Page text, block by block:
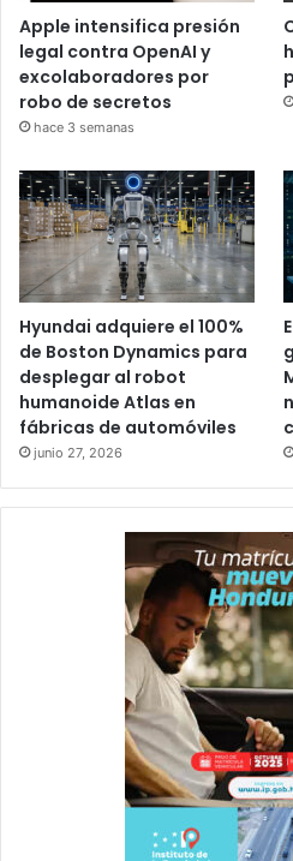
Apple intensifica presión
legal contra OpenAI y
excolaboradores por
robo de secretos
hace 3 semanas
Hyundai adquiere el 100%
de Boston Dynamics para
desplegar al robot
humanoide Atlas en
fábricas de automóviles
junio 27, 2026